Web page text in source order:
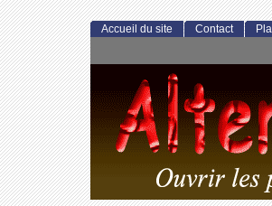
Accueil du site Contact